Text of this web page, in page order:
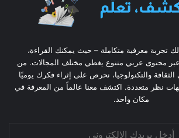
تجربة معرفية متكاملة – حيث يمكنك القراءة،
عبر محتوى عربي متنوع يغطي مختلف المجالات. من
الثقافة والتكنولوجيا، نحرص على إثراء فكرك يوميًا
نظر متعددة. اكتشف معنا عالماً من المعرفة في
مكان واحد.